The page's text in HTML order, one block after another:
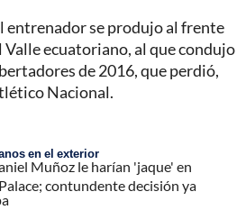
entrenador se produjo al frente
ecuatoriano, al que condujo
de 2016, que perdió,
Nacional.
en el exterior
Muñoz le harían 'jaque' en
contundente decisión ya